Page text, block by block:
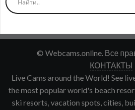
© Webcams.online. Все
КОНТАКТЫ
Live Cams around the World! See
the most popular world's beach
ski resorts, vacation spots, cities,